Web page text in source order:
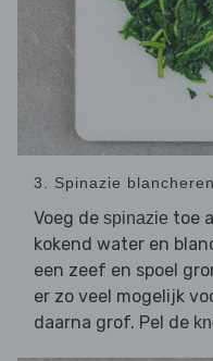
3. Spinazie blancheren
Voeg de spinazie toe
kokend water en
een zeef en spoel
er zo veel mogelijk
daarna grof. Pel de